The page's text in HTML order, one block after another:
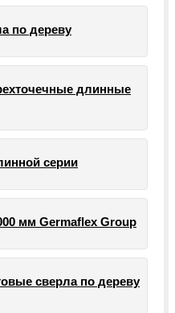
по дереву
длинные
серии
мм Germaflex Group
сверла по дереву